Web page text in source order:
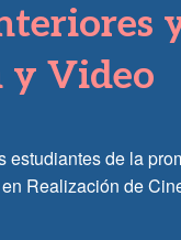
y Video
estudiantes de la
Realización de